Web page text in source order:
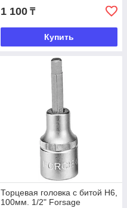
1 100 ₸
Купить
Торцевая головка с битой Н6,
100мм. 1/2" Forsage